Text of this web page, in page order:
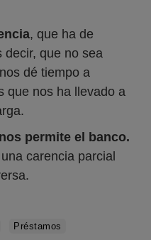
, que ha de
decir, que no sea
dé tiempo a
que nos ha llevado a
permite el banco.
carencia parcial
Préstamos